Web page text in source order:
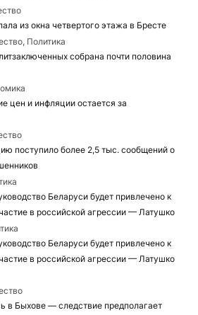
из окна четвертого этажа в Бресте
Политика
собрана почти половина
цен и инфляции остается за
поступило более 2,5 тыс. сообщений о
Беларуси будет привлечено к
в российской агрессии — Латушко
Беларуси будет привлечено к
в российской агрессии — Латушко
в Быхове — следствие предполагает